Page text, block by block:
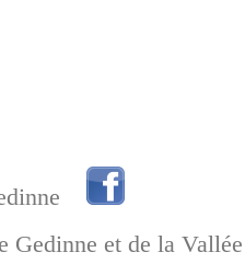
Gedinne et de la Vallée